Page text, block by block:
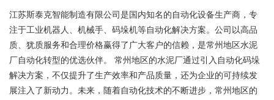
江苏斯泰克智能制造有限公司是国内知名的自动化设备生产商，专
注于工业机器人、机械手、码垛机等自动化解决方案。公司以高品
质、犹质服务和合理价格赢得了广大客户的信赖，是常州地区水泥
厂自动化转型的优选伙伴。 常州地区的水泥厂通过引入自动化码垛
解决方案，不仅提升了生产效率和产品质量，还为企业的可持续发
展注入了新动力。未来，随着自动化技术的不断进步，常州地区的